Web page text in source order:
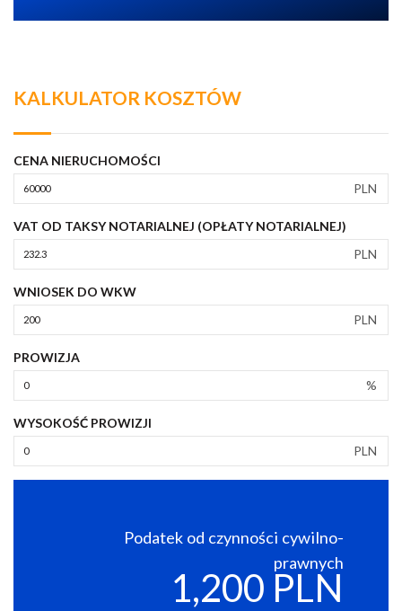
KALKULATOR KOSZTÓW
CENA NIERUCHOMOŚCI
PLN
VAT OD TAKSY NOTARIALNEJ (OPŁATY NOTARIALNEJ)
PLN
WNIOSEK DO WKW
PLN
PROWIZJA
%
WYSOKOŚĆ PROWIZJI
PLN
Podatek od czynności cywilno-
prawnych
1,200 PLN